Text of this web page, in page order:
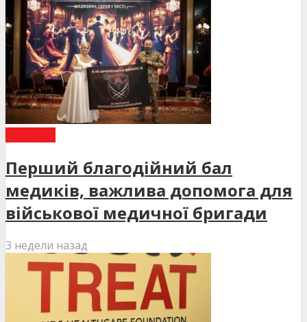
Перший благодійний бал
медиків, важлива допомога для
військової медичної бригади
3 недели назад